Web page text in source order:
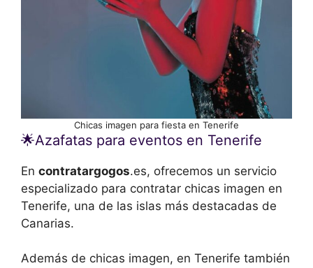
Chicas imagen para fiesta en Tenerife
🌟Azafatas para eventos en Tenerife
En contratargogos.es, ofrecemos un servicio
especializado para contratar chicas imagen en
Tenerife, una de las islas más destacadas de
Canarias.
Además de chicas imagen, en Tenerife también